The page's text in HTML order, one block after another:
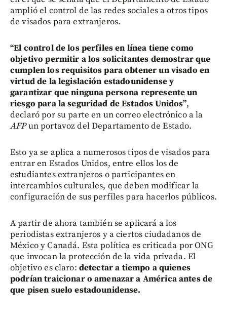
amplió el control de las redes sociales a otros tipos
de visados para extranjeros.
“El control de los perfiles en línea tiene como
objetivo permitir a los solicitantes demostrar que
cumplen los requisitos para obtener un visado en
virtud de la legislación estadounidense y
garantizar que ninguna persona represente un
riesgo para la seguridad de Estados Unidos”,
declaró por su parte en un correo electrónico a la
AFPun portavoz del Departamento de Estado.
Esto ya se aplica a numerosos tipos de visados para
entrar en Estados Unidos, entre ellos los de
estudiantes extranjeros o participantes en
intercambios culturales, que deben modificar la
configuración de sus perfiles para hacerlos públicos.
A partir de ahora también se aplicará a los
periodistas extranjeros y a ciertos ciudadanos de
México y Canadá. Esta política es criticada por ONG
que invocan la protección de la vida privada. El
objetivo es claro: detectar a tiempo a quienes
podrían traicionar o amenazar a América antes de
que pisen suelo estadounidense.